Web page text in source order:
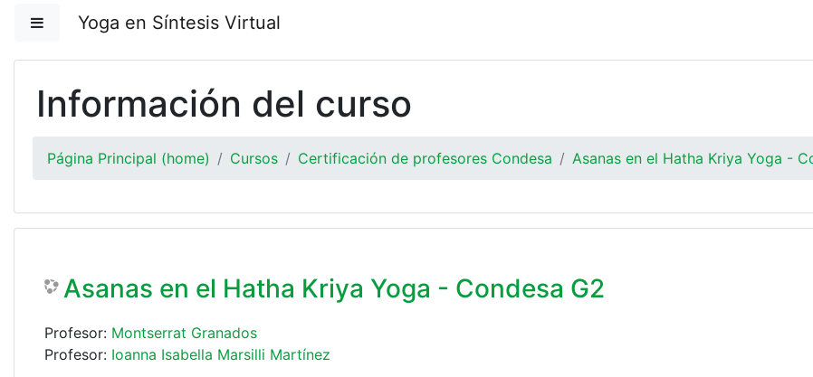
Saltar al contenido principal
Pánel lateral
Yoga en Síntesis Virtual
Información del curso
Página Principal (home) Cursos Certificación de profesores Condesa Asanas en el Hatha Kriya Yoga -
Asanas en el Hatha Kriya Yoga - Condesa G2
Profesor: Montserrat Granados
Profesor: Ioanna Isabella Marsilli Martínez